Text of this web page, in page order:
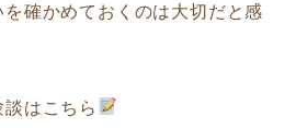
確かめておくのは大切だと感
はこちら